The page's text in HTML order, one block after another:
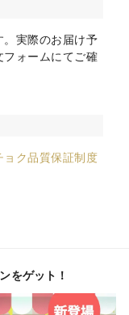
実際のお届け予
フォームにてご確
ョク品質保証制度
をゲット！